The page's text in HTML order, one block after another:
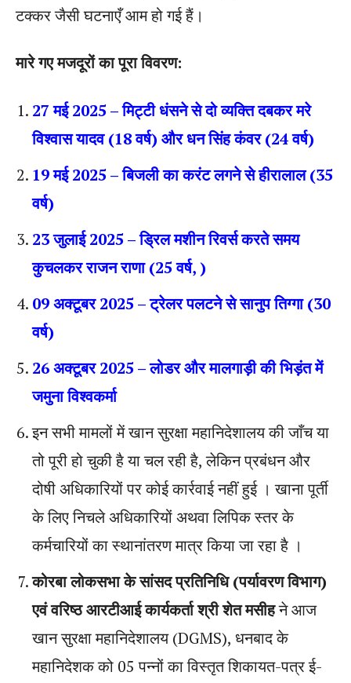
टक्कर जैसी घटनाएँ आम हो गई हैं।
मारे गए मजदूरों का पूरा विवरण:
27 मई 2025 – मिट्टी धंसने से दो व्यक्ति दबकर मरे
विश्वास यादव (18 वर्ष) और धन सिंह कंवर (24 वर्ष)
19 मई 2025 – बिजली का करंट लगने से हीरालाल (35
वर्ष)
23 जुलाई 2025 – ड्रिल मशीन रिवर्स करते समय
कुचलकर राजन राणा (25 वर्ष, )
09 अक्टूबर 2025 – ट्रेलर पलटने से सानुप तिग्गा (30
वर्ष)
26 अक्टूबर 2025 – लोडर और मालगाड़ी की भिड़ंत में
जमुना विश्वकर्मा
इन सभी मामलों में खान सुरक्षा महानिदेशालय की जाँच या
तो पूरी हो चुकी है या चल रही है, लेकिन प्रबंधन और
दोषी अधिकारियों पर कोई कार्रवाई नहीं हुई । खाना पूर्ती
के लिए निचले अधिकारियों अथवा लिपिक स्तर के
कर्मचारियों का स्थानांतरण मात्र किया जा रहा है ।
कोरबा लोकसभा के सांसद प्रतिनिधि (पर्यावरण विभाग)
एवं वरिष्ठ आरटीआई कार्यकर्ता श्री शेत मसीहने आज
खान सुरक्षा महानिदेशालय (DGMS), धनबाद के
महानिदेशक को 05 पन्नों का विस्तृत शिकायत-पत्र ई-